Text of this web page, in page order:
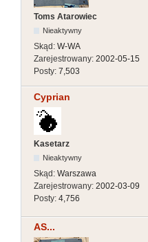
Toms Atarowiec
Nieaktywny
Skąd: W-WA
Zarejestrowany: 2002-05-15
Posty: 7,503
Cyprian
Kasetarz
Nieaktywny
Skąd: Warszawa
Zarejestrowany: 2002-03-09
Posty: 4,756
AS...